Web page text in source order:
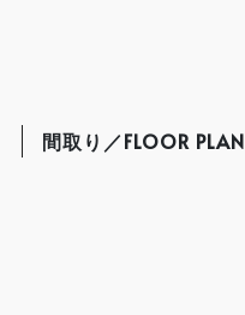
間取り／FLOOR PLAN